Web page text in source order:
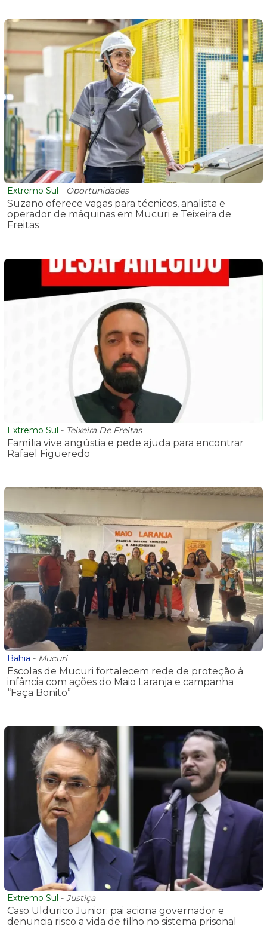
Extremo Sul - Oportunidades
Suzano oferece vagas para técnicos, analista e
operador de máquinas em Mucuri e Teixeira de
Freitas
Extremo Sul - Teixeira De Freitas
Família vive angústia e pede ajuda para encontrar
Rafael Figueredo
Bahia - Mucuri
Escolas de Mucuri fortalecem rede de proteção à
infância com ações do Maio Laranja e campanha
“Faça Bonito”
Extremo Sul - Justiça
Caso Uldurico Junior: pai aciona governador e
denuncia risco a vida de filho no sistema prisonal